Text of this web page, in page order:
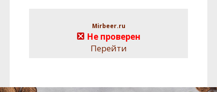
Mirbeer.ru
Не проверен
Перейти